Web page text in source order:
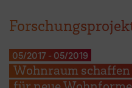
05/2017 - 05/2019
Wohnraum